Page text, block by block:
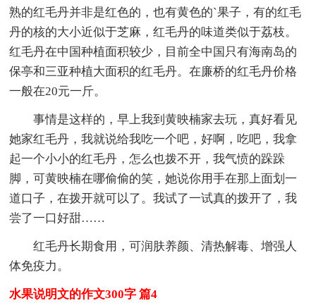
熟的红毛丹并非是红色的，也有黄色的`果子，有的红毛
丹的核的大小近似于芝麻，红毛丹的味道类似于荔枝。
红毛丹在中国种植面积较少，目前全中国只有海南岛的
保亭和三亚种植大面积的红毛丹。在廉桥的红毛丹价格
一般在20元一斤。
事情是这样的，早上我到黄映楠家去玩，真好看见
她家红毛丹，我就说给我吃一个吧，好啊，吃吧，我拿
起一个小小的红毛丹，怎么也拨不开，我气愤的跺跺
脚，可黄映楠在哪偷偷的笑，她说你用手在那上面划一
道口子，在拨开就可以了。我试了一试真的拨开了，我
尝了一口好甜……
红毛丹长期食用，可润肤养颜、清热解毒、增强人
体免疫力。
水果说明文的作文300字 篇4